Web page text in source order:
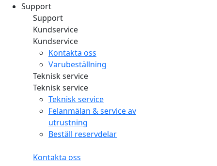
Support
Support
Kundservice
Kundservice
Kontakta oss
Varubeställning
Teknisk service
Teknisk service
Teknisk service
Felanmälan & service av
utrustning
Beställ reservdelar
Kontakta oss